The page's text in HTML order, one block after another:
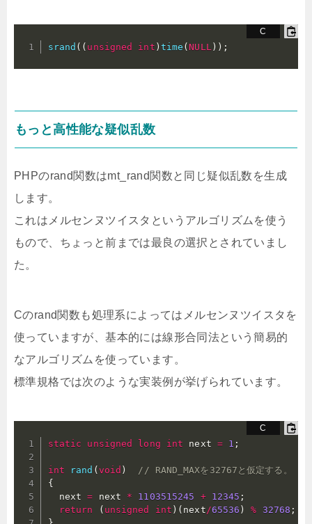
srand ( ( unsigned int ) time (NULL ) ) ;
もっと高性能な疑似乱数
PHPのrand関数はmt_rand関数と同じ疑似乱数を生成
します。
これはメルセンヌツイスタというアルゴリズムを使う
もので、ちょっと前までは最良の選択とされていまし
た。
Cのrand関数も処理系によってはメルセンヌツイスタを
使っていますが、基本的には線形合同法という簡易的
なアルゴリズムを使っています。
標準規格では次のような実装例が挙げられています。
static unsigned long int next = 1 ;
int rand ( void )
// RAND̲MAXを32767と仮定する。
{
  next
= next * 1103515245 + 12345 ;
return
( unsigned int ) ( next/65536 ) % 32768 ;